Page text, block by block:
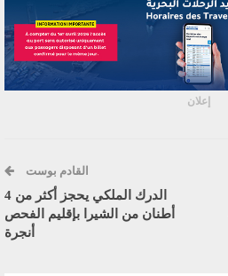
إعلان
القادم بوست
الدرك الملكي يحجز أكثر من 4
أطنان من الشيرا بإقليم الفحص
أنجرة